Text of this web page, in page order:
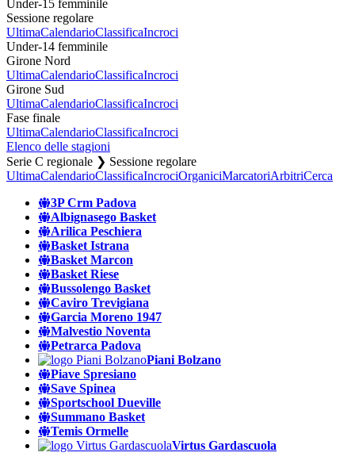
Under-15 femminile
Sessione regolare
UltimaCalendarioClassificaIncroci
Under-14 femminile
Girone Nord
UltimaCalendarioClassificaIncroci
Girone Sud
UltimaCalendarioClassificaIncroci
Fase finale
UltimaCalendarioClassificaIncroci
Elenco delle stagioni
Serie C regionale ❯ Sessione regolare
UltimaCalendarioClassificaIncrociOrganiciMarcatoriArbitriCerca
3P Crm Padova
Albignasego Basket
Arilica Peschiera
Basket Istrana
Basket Marcon
Basket Riese
Bussolengo Basket
Caviro Trevigiana
Garcia Moreno 1947
Malvestio Noventa
Petrarca Padova
Piani Bolzano
Piave Spresiano
Save Spinea
Sportschool Dueville
Summano Basket
Temis Ormelle
Virtus Gardascuola